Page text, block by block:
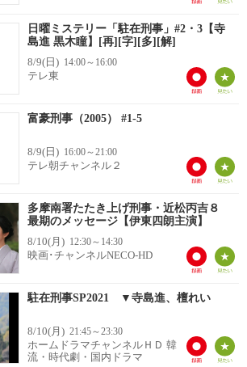
日曜ミステリー「駐在刑事」#2・3【寺
島進 黒木瞳】[再][字][多][解]
8/9(日) 14:00～16:00
テレ東
富豪刑事（2005） #1-5
8/9(日) 16:00～21:00
テレ朝チャンネル２
多摩南署たたき上げ刑事・近松丙吉８
最期のメッセージ【伊東四朗主演】
8/10(月) 12:30～14:30
映画･チャンネルNECO-HD
駐在刑事SP2021 ▼寺島進、檀れい
8/10(月) 21:45～23:30
ホームドラマチャンネルＨＤ 韓
流・時代劇・国内ドラマ